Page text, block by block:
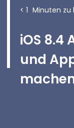
< 1 Minuten zu
iOS 8.4
und